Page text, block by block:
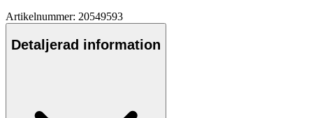
Artikelnummer: 20549593
Detaljerad information